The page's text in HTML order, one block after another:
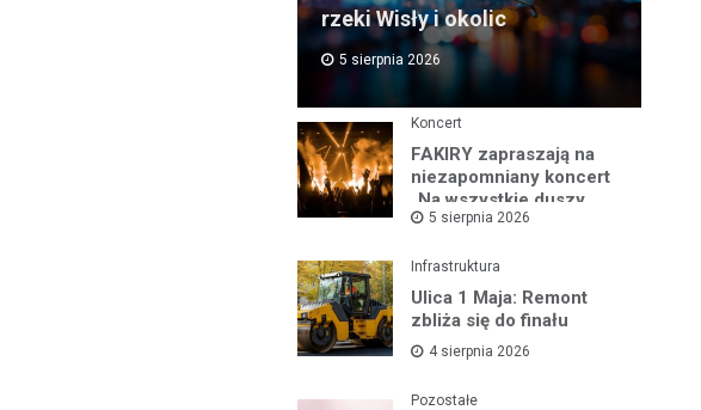
rzeki Wisły i okolic
5 sierpnia 2026
Koncert
FAKIRY zapraszają na
niezapomniany koncert
„Na wszystkie duszy
nastroje”
5 sierpnia 2026
Infrastruktura
Ulica 1 Maja: Remont
zbliża się do finału
4 sierpnia 2026
Pozostałe